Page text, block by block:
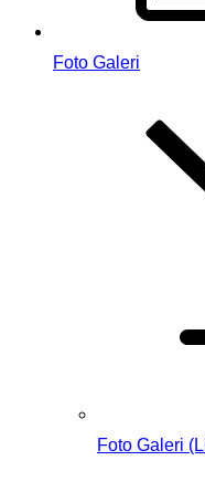
Foto Galeri
Foto Galeri